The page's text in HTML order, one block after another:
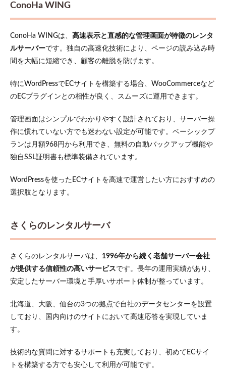
相場
7.1
費用
と月
額料
7.2
イン
とSSL
書の
コス
7.3
容量
アッ
プの
ショ
ン費
用
まと
め
ConoHa WING
ConoHa WINGは、 高速表示と直感的な管理画面が特徴のレンタ
ルサーバーです。独自の高速化技術により、ページの読み込み時
間を大幅に短縮でき、顧客の離脱を防げます。
特にWordPressでECサイトを構築する場合、WooCommerceなど
のECプラグインとの相性が良く、スムーズに運用できます。
管理画面はシンプルでわかりやすく設計されており、サーバー操
作に慣れていない方でも迷わない設定が可能です。ベーシックプ
ランは月額968円から利用でき、無料の自動バックアップ機能や
独自SSL証明書も標準装備されています。
WordPressを使ったECサイトを高速で運営したい方におすすめの
選択肢となります。
さくらのレンタルサーバ
さくらのレンタルサーバは、 1996年から続く老舗サーバー会社
が提供する信頼性の高いサービスです。長年の運用実績があり、
安定したサーバー環境と手厚いサポート体制が整っています。
北海道、大阪、仙台の3つの拠点で自社のデータセンターを設置
しており、国内向けのサイトにおいて高速応答を実現していま
す。
技術的な質問に対するサポートも充実しており、初めてECサイ
トを構築する方でも安心して利用が可能です。